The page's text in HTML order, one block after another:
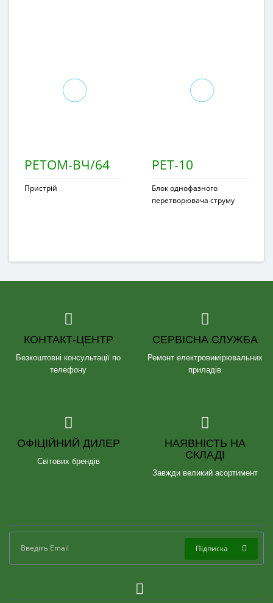
РЕТОМ-ВЧ/64
Пристрій
РЕТ-10
Блок однофазного
перетворювача струму
КОНТАКТ-ЦЕНТР
Безкоштовні консультації по
телефону
СЕРВІСНА СЛУЖБА
Ремонт електровимірювальних
приладів
ОФІЦІЙНИЙ ДИЛЕР
Світових брендів
НАЯВНІСТЬ НА
СКЛАДІ
Завжди великий асортимент
Підписка